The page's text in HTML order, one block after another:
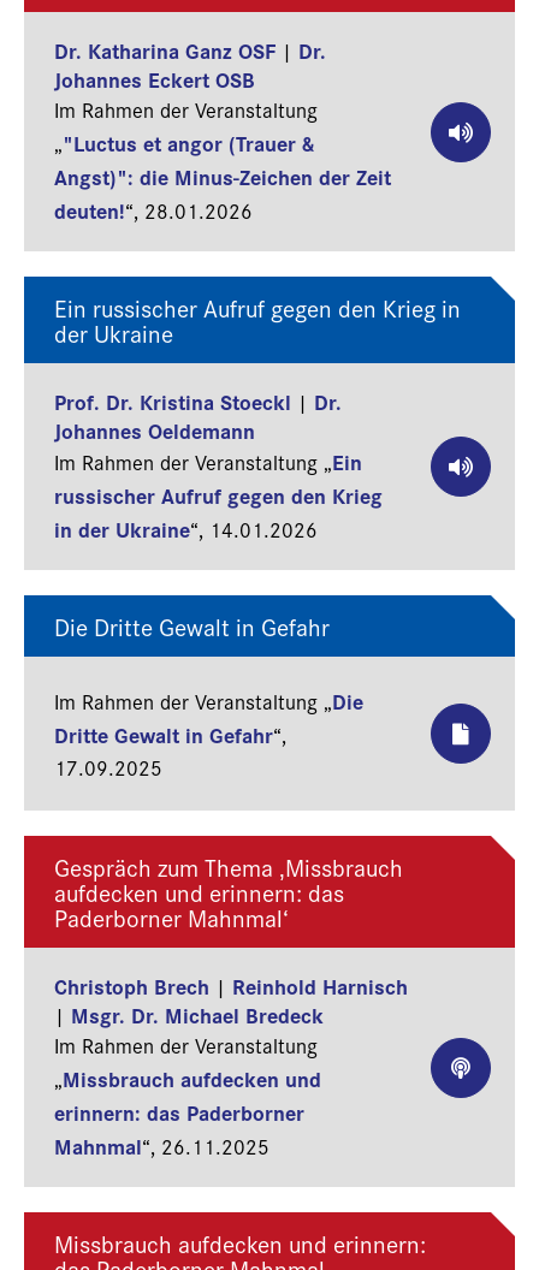
Dr. Katharina Ganz OSF | Dr.
Johannes Eckert OSB
Im Rahmen der Veranstaltung
„"Luctus et angor (Trauer &
Angst)": die Minus-Zeichen der Zeit
deuten!“, 28.01.2026
Ein russischer Aufruf gegen den Krieg in
der Ukraine
Prof. Dr. Kristina Stoeckl | Dr.
Johannes Oeldemann
Im Rahmen der Veranstaltung „Ein
russischer Aufruf gegen den Krieg
in der Ukraine“, 14.01.2026
Die Dritte Gewalt in Gefahr
Im Rahmen der Veranstaltung „Die
Dritte Gewalt in Gefahr“,
17.09.2025
Gespräch zum Thema ‚Missbrauch
aufdecken und erinnern: das
Paderborner Mahnmal‘
Christoph Brech | Reinhold Harnisch
| Msgr. Dr. Michael Bredeck
Im Rahmen der Veranstaltung
„Missbrauch aufdecken und
erinnern: das Paderborner
Mahnmal“, 26.11.2025
Missbrauch aufdecken und erinnern: